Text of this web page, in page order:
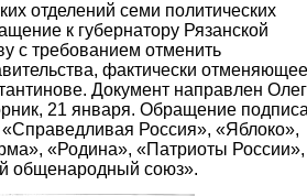
отделений семи политических
к губернатору Рязанской
с требованием отменить
фактически отменяющее
Документ направлен
21 января. Обращение
«Справедливая Россия», «Яблоко»,
«Родина», «Патриоты России»,
общенародный союз».